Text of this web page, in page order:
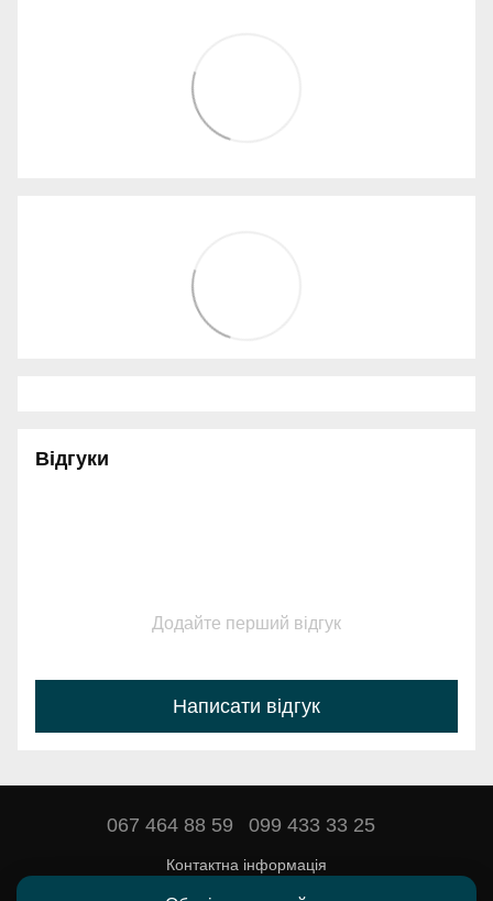
Відгуки
Додайте перший відгук
Написати відгук
067 464 88 59 099 433 33 25
Контактна інформація